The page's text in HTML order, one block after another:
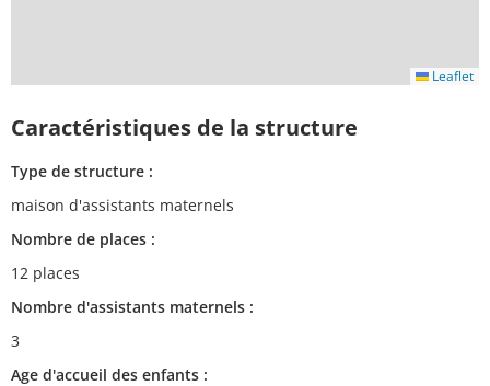
Leaflet
Caractéristiques de la structure
Type de structure :
maison d'assistants maternels
Nombre de places :
12 places
Nombre d'assistants maternels :
3
Age d'accueil des enfants :